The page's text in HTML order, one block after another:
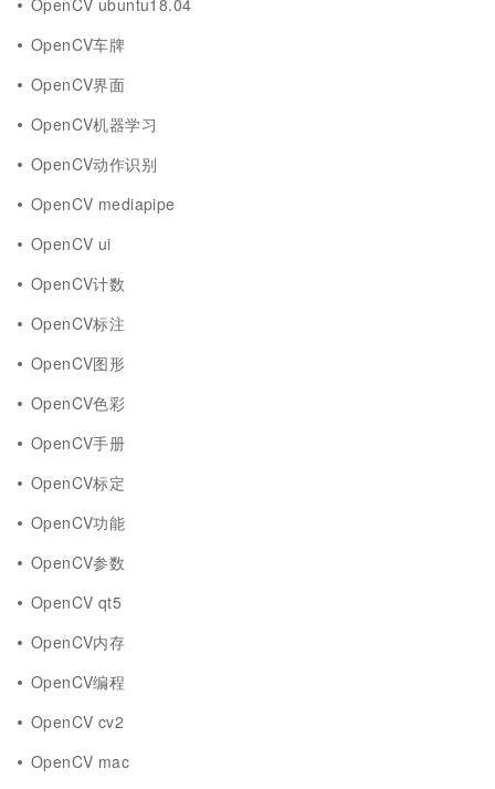
OpenCV ubuntu18.04
OpenCV车牌
OpenCV界面
OpenCV机器学习
OpenCV动作识别
OpenCV mediapipe
OpenCV ui
OpenCV计数
OpenCV标注
OpenCV图形
OpenCV色彩
OpenCV手册
OpenCV标定
OpenCV功能
OpenCV参数
OpenCV qt5
OpenCV内存
OpenCV编程
OpenCV cv2
OpenCV mac